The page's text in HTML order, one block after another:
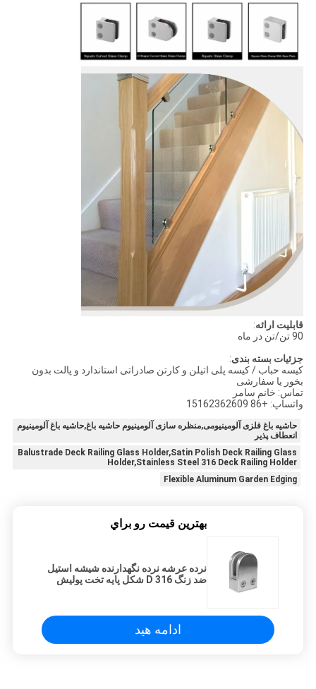
قابلیت ارائه:
90 تن/تن در ماه
جزئیات بسته بندی:
کیسه حباب / کیسه پلی اتیلن و کارتن صادراتی استاندارد و پالت بدون
بخور یا سفارشی
تماس: خانم سامر
واتساپ: +86 15162362609
حاشیه باغ فلزی آلومینیومی,منظره سازی آلومینیوم حاشیه باغ,حاشیه باغ آلومینیوم
انعطاف پذیر
Balustrade Deck Railing Glass Holder,Satin Polish Deck Railing Glass
Holder,Stainless Steel 316 Deck Railing Holder
Flexible Aluminum Garden Edging
بهترين قيمت رو براي
نرده عرشه نرده نگهدارنده شیشه استیل
ضد زنگ 316 D شکل پایه تخت پولیش
ادامه هید